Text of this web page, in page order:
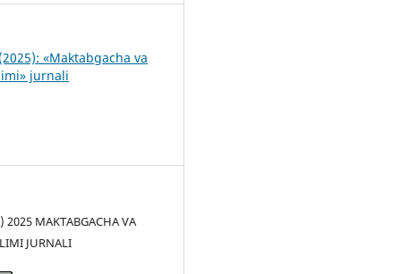
«Maktabgacha va
jurnali
MAKTABGACHA VA
JURNALI